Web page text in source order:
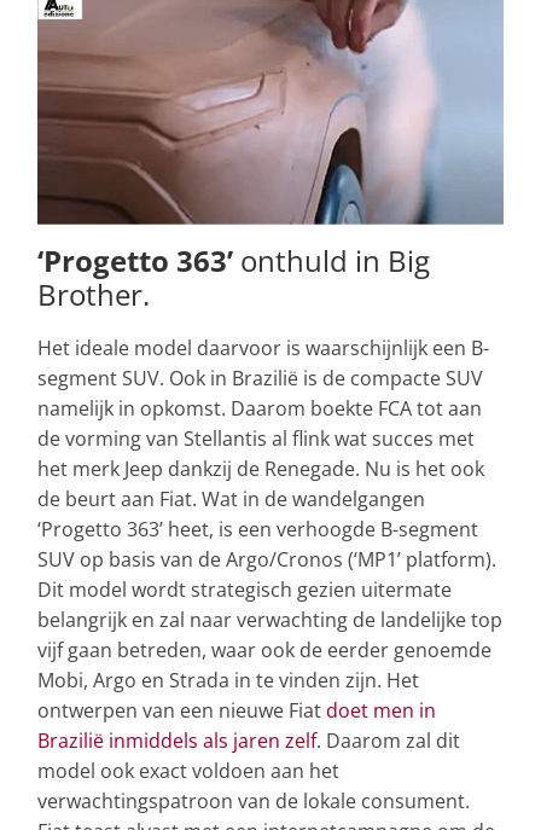
‘Progetto 363’ onthuld in Big
Brother.
Het ideale model daarvoor is waarschijnlijk een B-
segment SUV. Ook in Brazilië is de compacte SUV
namelijk in opkomst. Daarom boekte FCA tot aan
de vorming van Stellantis al flink wat succes met
het merk Jeep dankzij de Renegade. Nu is het ook
de beurt aan Fiat. Wat in de wandelgangen
‘Progetto 363’ heet, is een verhoogde B-segment
SUV op basis van de Argo/Cronos (‘MP1’ platform).
Dit model wordt strategisch gezien uitermate
belangrijk en zal naar verwachting de landelijke top
vijf gaan betreden, waar ook de eerder genoemde
Mobi, Argo en Strada in te vinden zijn. Het
ontwerpen van een nieuwe Fiatdoet men in
Brazilië inmiddels als jaren zelf. Daarom zal dit
model ook exact voldoen aan het
verwachtingspatroon van de lokale consument.